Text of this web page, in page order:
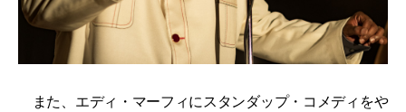
また、エディ・マーフィにスタンダップ・コメディをや